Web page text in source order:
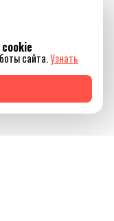
сайта.Узнать